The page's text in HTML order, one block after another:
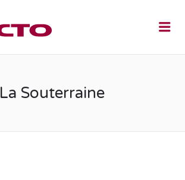
La Souterraine